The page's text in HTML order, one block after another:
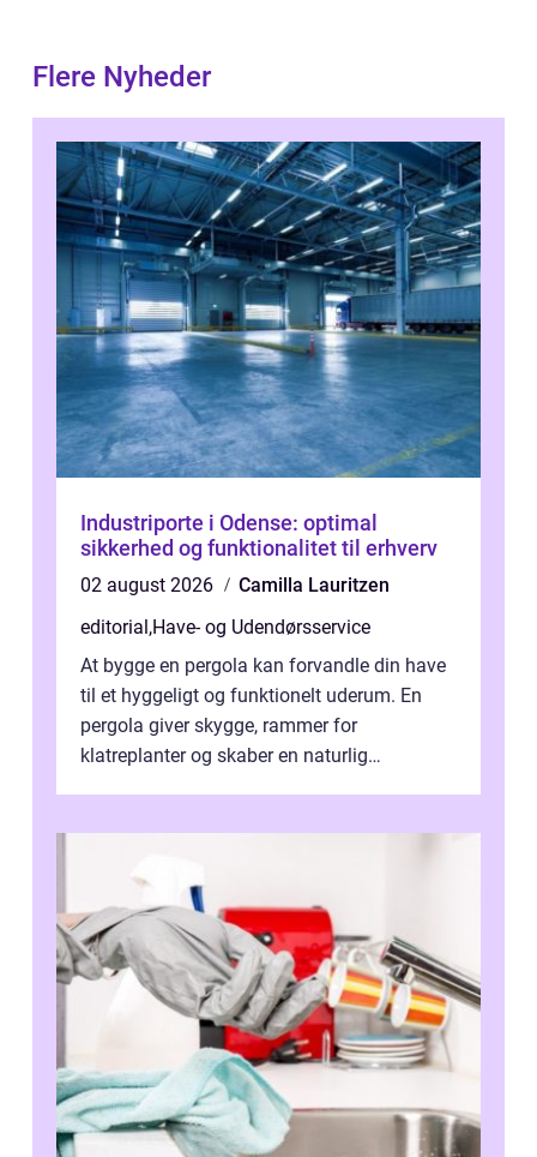
Flere Nyheder
Industriporte i Odense: optimal
sikkerhed og funktionalitet til erhverv
02 august 2026
Camilla Lauritzen
editorial ,Have- og Udendørsservice
At bygge en pergola kan forvandle din have
til et hyggeligt og funktionelt uderum. En
pergola giver skygge, rammer for
klatreplanter og skaber en naturlig